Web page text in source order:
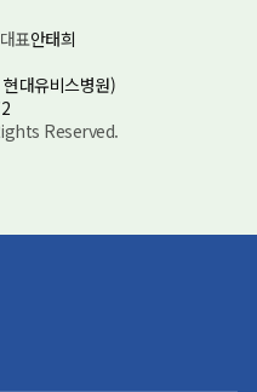
대표안태희
대유비스병원)
Reserved.